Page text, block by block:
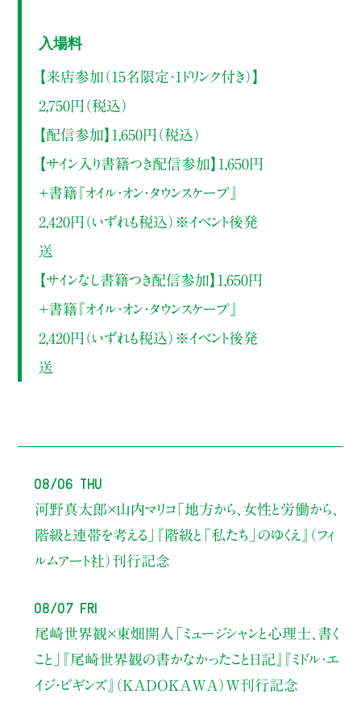
入場料
【来店参加（15名限定・1ドリンク付き）】
2,750円（税込）
【配信参加】1,650円（税込）
【サイン入り書籍つき配信参加】1,650円
＋書籍『オイル・オン・タウンスケープ』
2,420円（いずれも税込）※イベント後発
送
【サインなし書籍つき配信参加】1,650円
＋書籍『オイル・オン・タウンスケープ』
2,420円（いずれも税込）※イベント後発
送
08/06 Thu
河野真太郎×山内マリコ「地方から、女性と労働から、
階級と連帯を考える」
『階級と「私たち」のゆくえ』（フィ
ルムアート社）刊行記念
08/07 Fri
尾崎世界観×東畑開人
「ミュージシャンと心理士、書く
こと」
『尾崎世界観の書かなかったこと日記』『ミドル・エ
イジ・ビギンズ』（KADOKAWA）W刊行記念